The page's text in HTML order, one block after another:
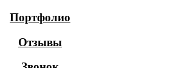
Портфолио
Отзывы